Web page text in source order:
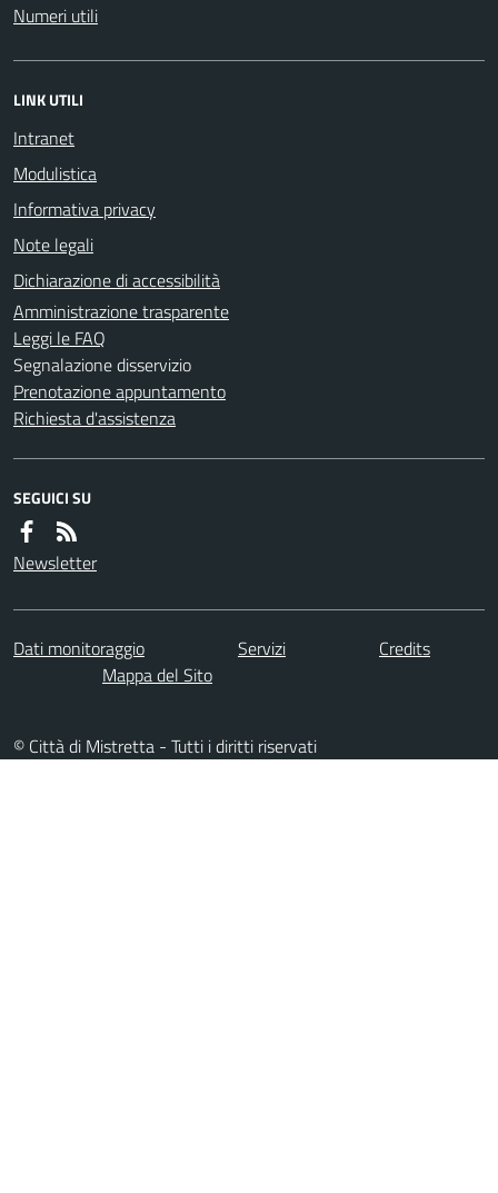
Numeri utili
LINK UTILI
Intranet
Modulistica
Informativa privacy
Note legali
Dichiarazione di accessibilità
Amministrazione trasparente
Leggi le FAQ
Segnalazione disservizio
Prenotazione appuntamento
Richiesta d'assistenza
SEGUICI SU
Newsletter
Dati monitoraggio Servizi
Credits
Mappa del Sito
© Città di Mistretta - Tutti i diritti riservati